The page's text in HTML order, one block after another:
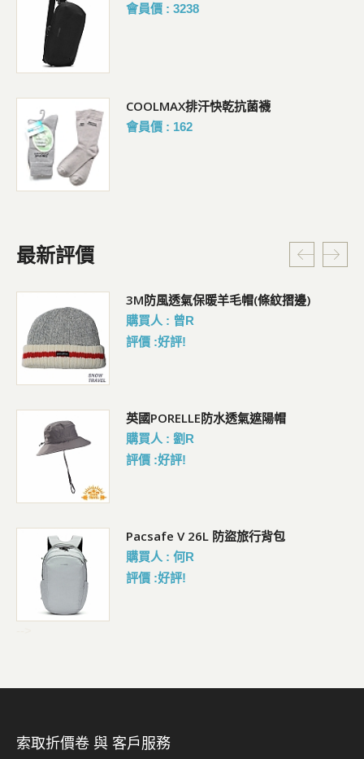
會員價 : 3238
COOLMAX排汗快乾抗菌襪
會員價 : 162
最新評價
3M防風透氣保暖羊毛帽(條紋摺邊)
購買人 : 曾R
評價 :好評!
英國PORELLE防水透氣遮陽帽
購買人 : 劉R
評價 :好評!
Pacsafe V 26L 防盜旅行背包
購買人 : 何R
評價 :好評!
索取折價卷 與 客戶服務